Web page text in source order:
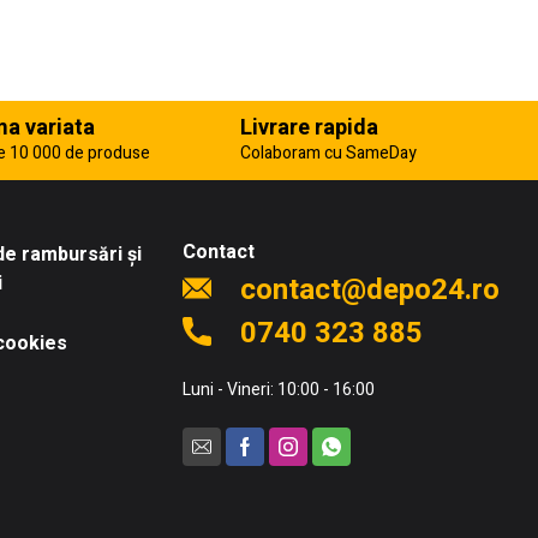
variata
10 000 de produse
Livrare rapida
Colaboram cu SameDay
rambursări și
Contact
contact@depo24.ro
0740 323 885
Luni - Vineri: 10:00 - 16:00